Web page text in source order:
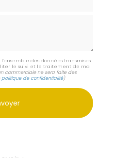
des données transmises
le suivi et le traitement de ma
commerciale ne sera faite des
politique de confidentialité)